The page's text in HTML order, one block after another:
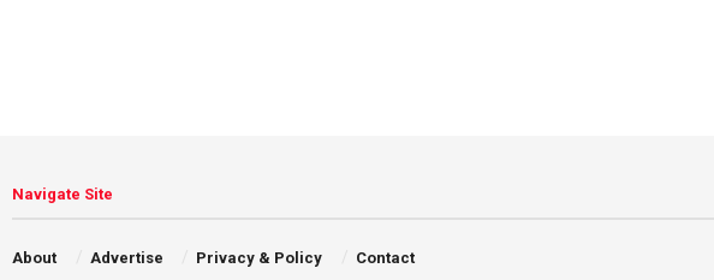
Navigate Site
About Advertise Privacy & Policy Contact